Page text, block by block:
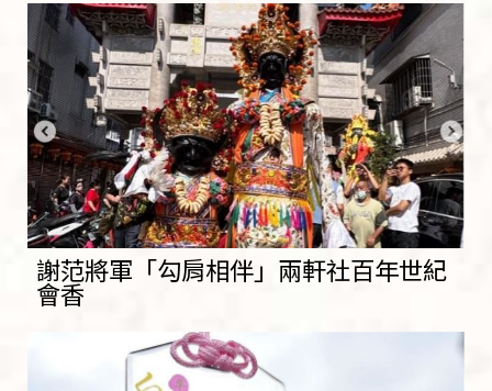
謝范將軍「勾肩相伴」兩軒社百年世紀
會香